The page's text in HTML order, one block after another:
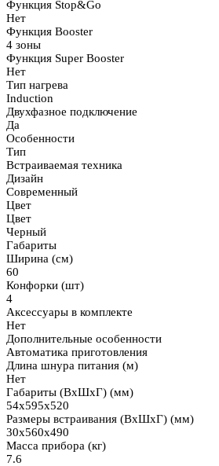
Функция Stop&Go
Нет
Функция Booster
4 зоны
Функция Super Booster
Нет
Тип нагрева
Induction
Двухфазное подключение
Да
Особенности
Тип
Встраиваемая техника
Дизайн
Современный
Цвет
Цвет
Черный
Габариты
Ширина (см)
60
Конфорки (шт)
4
Аксессуары в комплекте
Нет
Дополнительные особенности
Автоматика приготовления
Длина шнура питания (м)
Нет
Габариты (ВхШхГ) (мм)
54x595x520
Размеры встраивания (ВхШхГ) (мм)
30x560x490
Масса прибора (кг)
7.6